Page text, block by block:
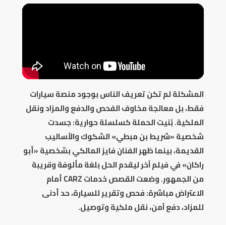
المشكلة لم تكن تعريف الناس بوجود منصة سيارات
فقط، بل معالجة مخاوف الفحص والدفع والمزاد ونقل
الملكية. بُنيت الحملة كسلسلة حوارية: جسدت
شخصية «شريط بن مبطي» الشكوك والأساليب
القديمة، بينما ظهر الفنان فايز المالكي بشخصية «أبو
راكان» في فيلم آخر ليقدم الحل بلغة مألوفة وقريبة
من الجمهور. وضعت القصص خدمات CARZ أمام
الاعتراض مباشرة: فحص وتقرير للسيارة، حد أدنى
للمزاد، دفع آمن، نقل ملكية وتوصيل.